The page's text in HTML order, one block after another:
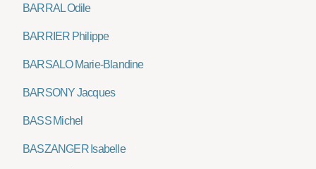
BARRAL Odile
BARRIER Philippe
BARSALO Marie-Blandine
BARSONY Jacques
BASS Michel
BASZANGER Isabelle